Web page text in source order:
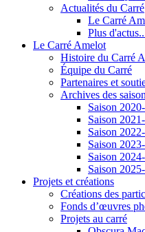
Actualités du Carré
Le Carré
Plus
Le Carré Amelot
Histoire du Carré
Équipe du Carré
Partenaires et
Archives des
Saison
Saison
Saison
Saison
Saison
Saison
Projets et créations
Créations des
Fonds d’œuvres
Projets au carré